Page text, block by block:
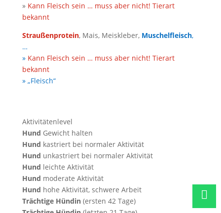
» Kann Fleisch sein … muss aber nicht! Tierart
bekannt
Straußenprotein, Mais, Meiskleber,Muschelfleisch,
…
» Kann Fleisch sein … muss aber nicht! Tierart
bekannt
» „Fleisch“
Aktivitätenlevel
Hund Gewicht halten
Hund kastriert bei normaler Aktivität
Hund unkastriert bei normaler Aktivität
Hund leichte Aktivität
Hund moderate Aktivität
Hund hohe Aktivität, schwere Arbeit
Trächtige Hündin(ersten 42 Tage)